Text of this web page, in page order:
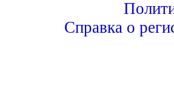
Справка о